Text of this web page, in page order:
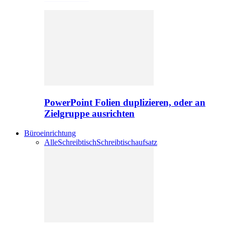
PowerPoint Folien duplizieren, oder an
Zielgruppe ausrichten
Büroeinrichtung
AlleSchreibtischSchreibtischaufsatz